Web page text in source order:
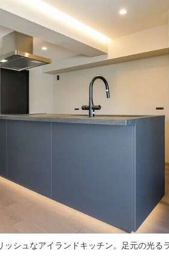
ッシュなアイランドキッチン。足元の光る